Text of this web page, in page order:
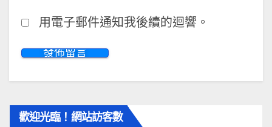
用電子郵件通知我後續的迴響。
歡迎光臨！網站訪客數